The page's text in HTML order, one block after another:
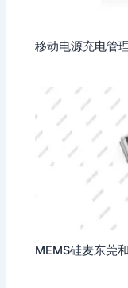
移动电源充电管
MEMS硅麦东莞